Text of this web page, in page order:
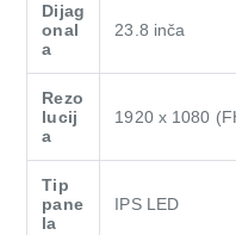
Dijag
onal
a
23.8 inča
Rezo
lucij
a
1920 x 1080
Tip
pane
la
IPS LED